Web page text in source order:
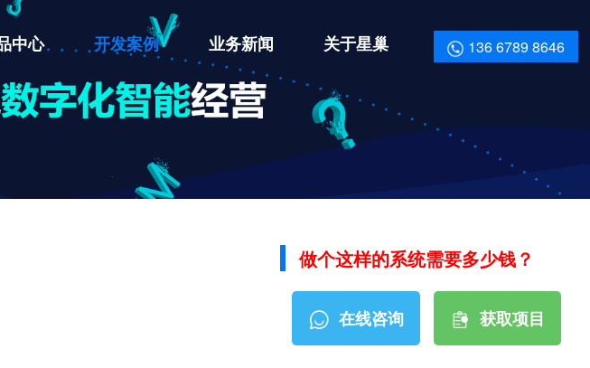
136 6789 8646
中心 开发案例 业务新闻 关于星巢
做个这样的系统需要多少钱？
在线咨询
获取项目